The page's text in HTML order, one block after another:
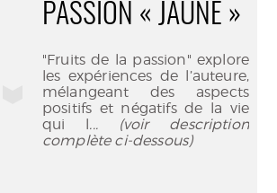
PASSION « JAUNE »
"Fruits de la passion" explore
les expériences de l’auteure,
mélangeant des aspects
positifs et négatifs de la vie
qui l... (voir description
complète ci-dessous)